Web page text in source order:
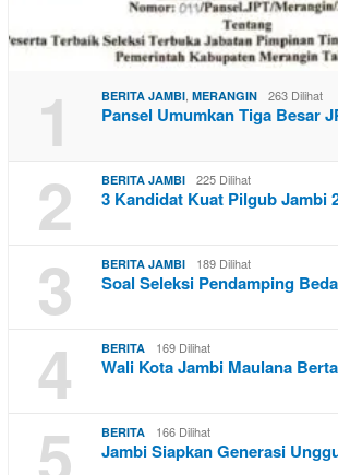
1 BERITA JAMBI, MERANGIN 263 Dilihat
Pansel Umumkan Tiga Besar
2 BERITA JAMBI 225 Dilihat
3 Kandidat Kuat Pilgub Jambi
3 BERITA JAMBI 189 Dilihat
Soal Seleksi Pendamping
4 BERITA 169 Dilihat
Wali Kota Jambi Maulana
5 BERITA 166 Dilihat
Jambi Siapkan Generasi